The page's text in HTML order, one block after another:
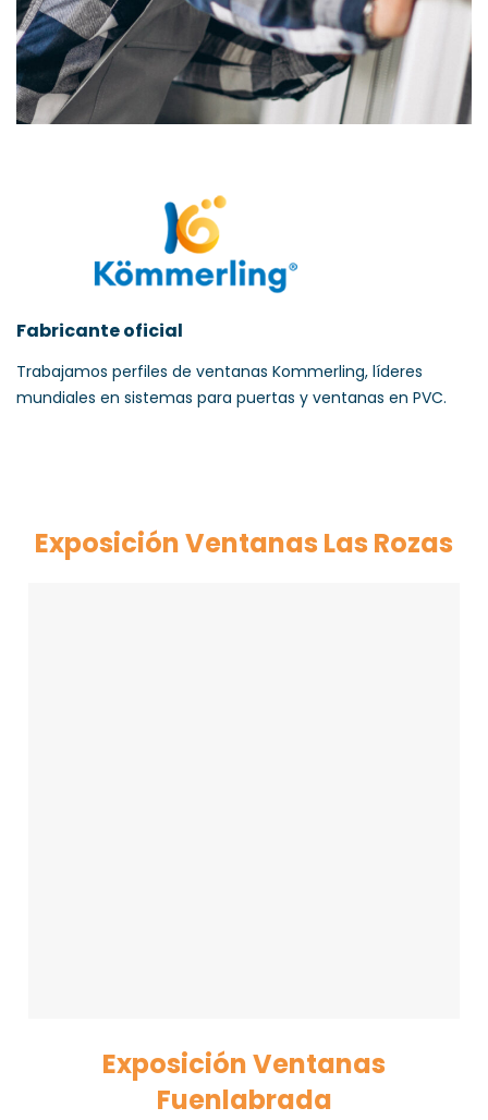
Fabricante oficial
Trabajamos perfiles de ventanas Kommerling, líderes
mundiales en sistemas para puertas y ventanas en PVC.
Exposición Ventanas Las Rozas
Exposición Ventanas
Fuenlabrada